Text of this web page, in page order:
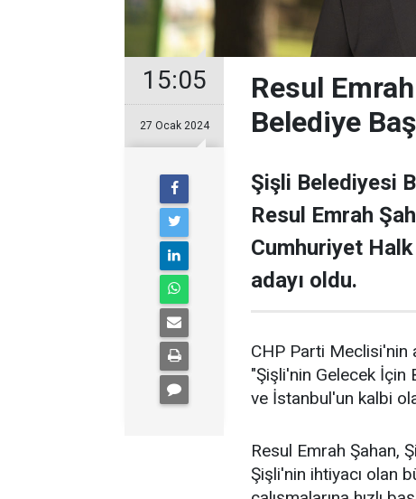
15:05
27 Ocak 2024
Resul
Belediye
Şişli Belediyesi
Resul Emrah
Cumhuriyet
adayı oldu.
CHP Parti Meclisi'nin
"Şişli'nin Gelecek İçin
ve İstanbul'un kalbi
Resul Emrah Şahan,
Şişli'nin ihtiyacı olan